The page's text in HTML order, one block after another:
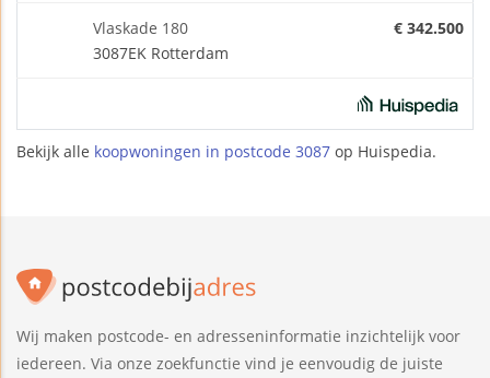
Vlaskade 180
3087EK Rotterdam
€ 342.500
Bekijk alle koopwoningen in postcode 3087 op Huispedia.
Wij maken postcode- en adresseninformatie inzichtelijk voor
iedereen. Via onze zoekfunctie vind je eenvoudig de juiste